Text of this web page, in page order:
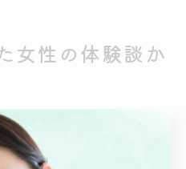
女性の体験談か
併用実例を紹介